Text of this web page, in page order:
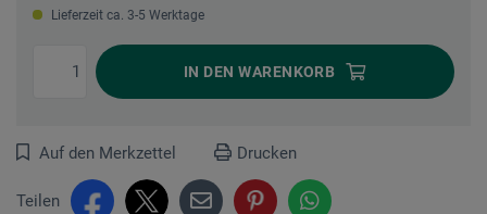
Lieferzeit ca. 3-5 Werktage
IN DEN WARENKORB
Auf den Merkzettel Drucken
Teilen